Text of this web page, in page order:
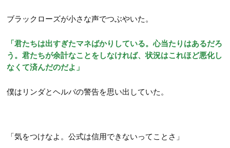
ブラックローズが小さな声でつぶやいた。
「君たちは出すぎたマネばかりしている。心当たりはあるだろ
う。君たちが余計なことをしなければ、状況はこれほど悪化し
なくて済んだのだよ」
僕はリンダとヘルバの警告を思い出していた。
「気をつけなよ。公式は信用できないってことさ」